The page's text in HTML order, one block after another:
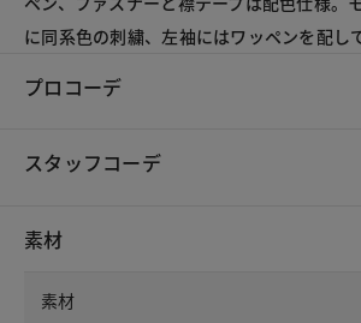
に同系色の刺繍、左袖にはワッペンを配し
プロコーデ
スタッフコーデ
素材
素材